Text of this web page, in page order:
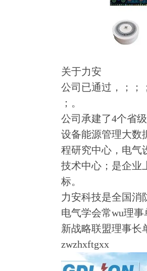
关于力安
公司已通过，；；
；。
公司承建了4个省
设备能源管理大数
程研究中心，电气
技术中心；是企业
标。
力安科技是全国消
电气学会常wu理
新战略联盟理事长
zwzhxftgxx